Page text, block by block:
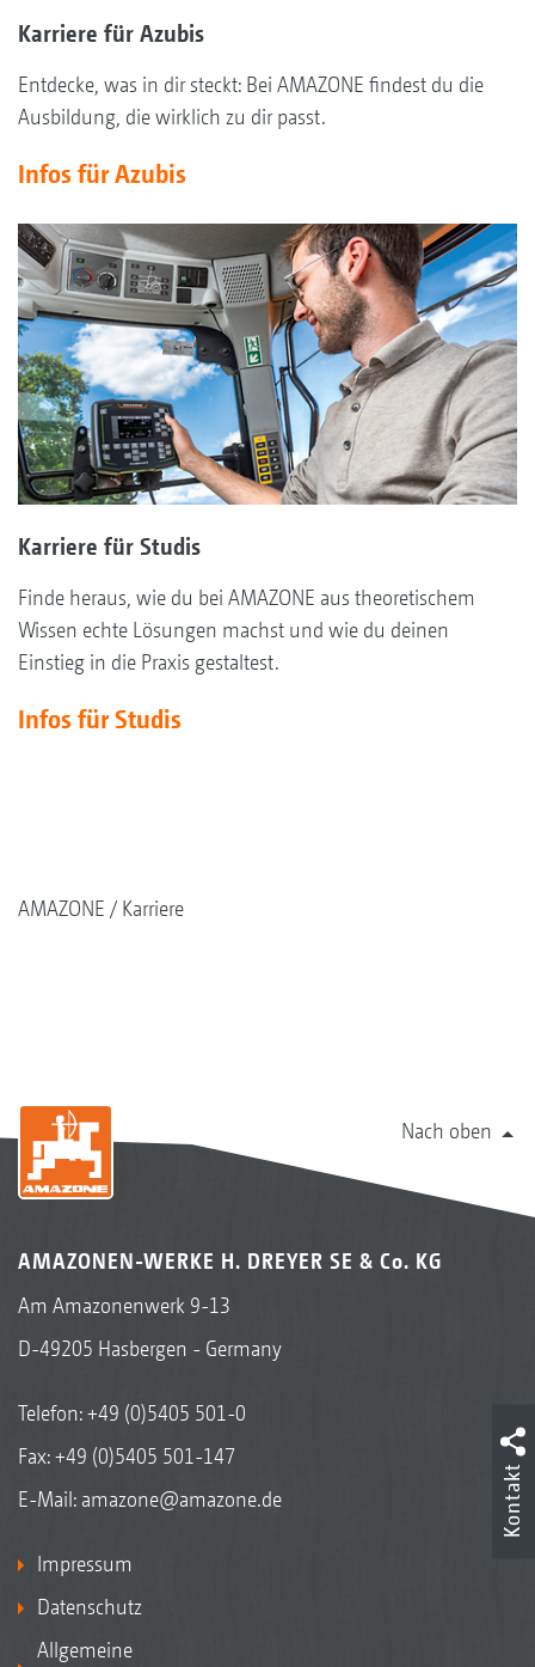
Karriere für Azubis
Entdecke, was in dir steckt: Bei AMAZONE findest du die
Ausbildung, die wirklich zu dir passt.
Infos für Azubis
Karriere für Studis
Finde heraus, wie du bei AMAZONE aus theoretischem
Wissen echte Lösungen machst und wie du deinen
Einstieg in die Praxis gestaltest.
Infos für Studis
AMAZONE Karriere
Nach oben
AMAZONEN-WERKE H. DREYER SE & Co. KG
Am Amazonenwerk 9-13
D-49205 Hasbergen - Germany
Telefon:+49 (0)5405 501-0
Fax: +49 (0)5405 501-147
E-Mail: amazone@amazone.de
Impressum
Datenschutz
Allgemeine
Kontakt